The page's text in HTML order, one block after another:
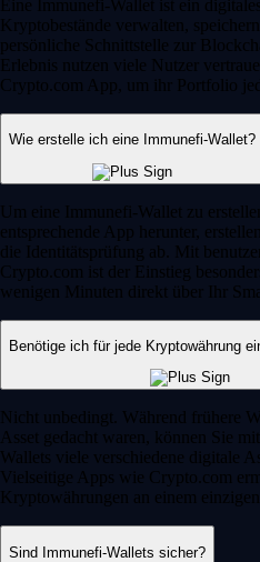
Eine Immunefi-Wallet ist ein
Kryptobestände verwalten,
persönliche Schnittstelle zur
Erlebnis nutzen viele Nutzer
Crypto.com App, um ihr Portfolio
Wie erstelle ich eine Immunefi-Wallet?
Um eine Immunefi-Wallet zu
entsprechende App herunter,
die Identitätsprüfung ab. Mit
Crypto.com ist der Einstieg
wenigen Minuten direkt über Ihr
Benötige ich für jede Kryptowährung
Nicht unbedingt. Während frühere
Asset gedacht waren, können Sie
Wallets viele verschiedene digitale
Vielseitige Apps wie Crypto.com
Kryptowährungen an einem
Sind Immunefi-Wallets sicher?